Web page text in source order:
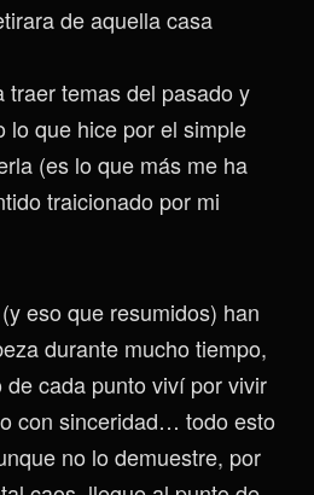
de aquella casa
traer temas del pasado y
lo que hice por el simple
(es lo que más me ha
traicionado por mi
eso que resumidos) han
durante mucho tiempo,
cada punto viví por vivir
con sinceridad… todo esto
no lo demuestre, por